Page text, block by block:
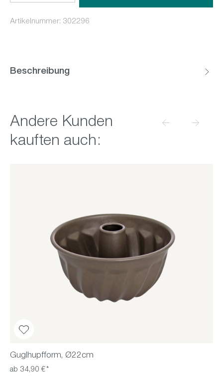
Artikelnummer: 302296
Beschreibung
Produktgalerie überspringen
Andere Kunden
kauften auch:
Guglhupfform, Ø22cm
ab 34,90 €*